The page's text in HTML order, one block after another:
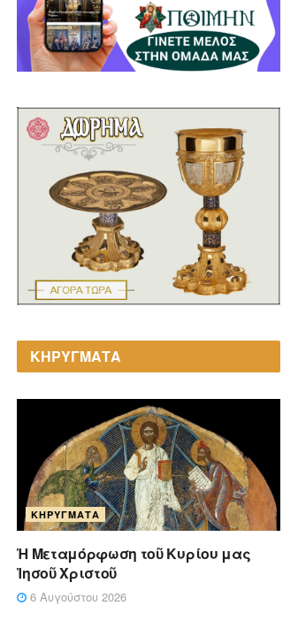
ΚΗΡΥΓΜΑΤΑ
ΚΗΡΎΓΜΑΤΑ
Ἡ Μεταμόρφωση τοῦ Κυρίου μας
Ἰησοῦ Χριστοῦ
6 Αυγούστου 2026